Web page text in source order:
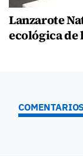
Lanzarote
ecológica de